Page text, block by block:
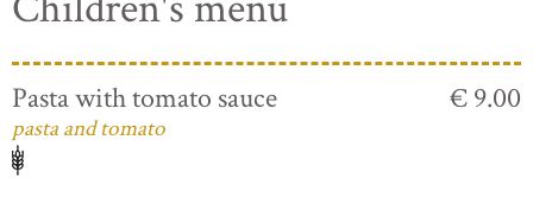
Pasta with tomato sauce
pasta and tomato
€ 9.00